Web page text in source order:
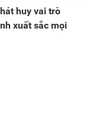
huy vai trò
xuất sắc mọi